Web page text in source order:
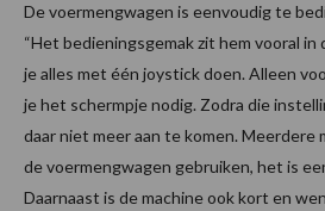
De voermengwagen is eenvoudig te
“Het bedieningsgemak zit hem vooral in
je alles met één joystick doen. Alleen
je het schermpje nodig. Zodra die
daar niet meer aan te komen. Meerdere
de voermengwagen gebruiken, het is
Daarnaast is de machine ook kort en